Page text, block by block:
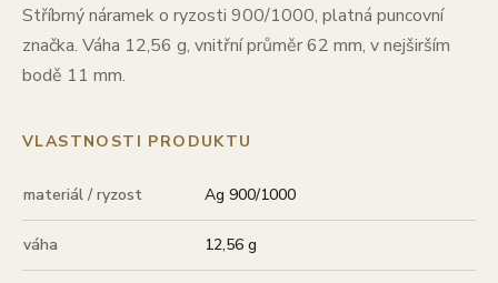
Stříbrný náramek o ryzosti 900/1000, platná puncovní
značka. Váha 12,56 g, vnitřní průměr 62 mm, v nejširším
bodě 11 mm.
VLASTNOSTI PRODUKTU
materiál / ryzost Ag 900/1000
váha 12,56 g